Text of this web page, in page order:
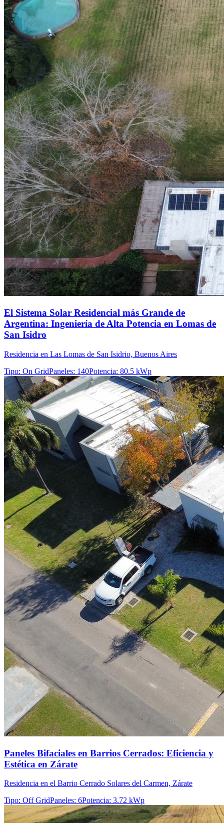
El Sistema Solar Residencial más Grande de
Argentina: Ingeniería de Alta Potencia en Lomas de
San Isidro
Residencia en Las Lomas de San Isidrio, Buenos Aires
Tipo: On GridPaneles: 140Potencia: 80.5 kWp
Paneles Bifaciales en Barrios Cerrados: Eficiencia y
Estética en Zárate
Residencia en el Barrio Cerrado Solares del Carmen, Zárate
Tipo: Off GridPaneles: 6Potencia: 3.72 kWp